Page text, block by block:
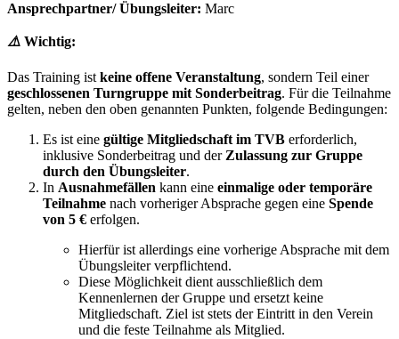
Ansprechpartner/ Übungsleiter: Marc
⚠️ Wichtig:
Das Training ist keine offene Veranstaltung, sondern Teil einer
geschlossenen Turngruppe mit Sonderbeitrag. Für die Teilnahme
gelten, neben den oben genannten Punkten, folgende Bedingungen:
Es ist eine gültige Mitgliedschaft im TVB erforderlich,
inklusive Sonderbeitrag und der Zulassung zur Gruppe
durch den Übungsleiter.
In Ausnahmefällen kann eine einmalige oder temporäre
Teilnahme nach vorheriger Absprache gegen eine Spende
von 5 € erfolgen.
Hierfür ist allerdings eine vorherige Absprache mit dem
Übungsleiter verpflichtend.
Diese Möglichkeit dient ausschließlich dem
Kennenlernen der Gruppe und ersetzt keine
Mitgliedschaft. Ziel ist stets der Eintritt in den Verein
und die feste Teilnahme als Mitglied.